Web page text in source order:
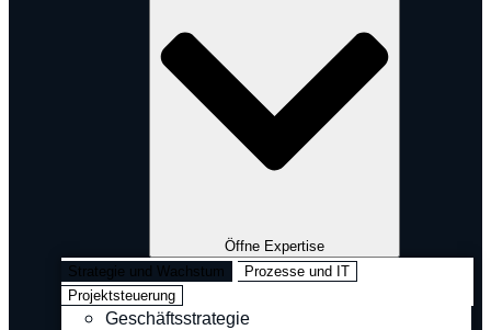
Öffne Expertise
Strategie und Wachstum
Prozesse und IT
Projektsteuerung
Geschäftsstrategie